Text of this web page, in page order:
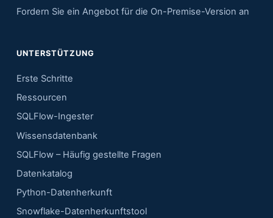
Fordern Sie ein Angebot für die On-Premise-Version an
UNTERSTÜTZUNG
Erste Schritte
Ressourcen
SQLFlow-Ingester
Wissensdatenbank
SQLFlow – Häufig gestellte Fragen
Datenkatalog
Python-Datenherkunft
Snowflake-Datenherkunftstool